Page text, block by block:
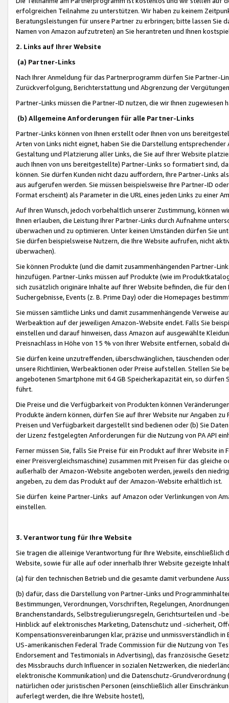
erfolgreichen Teilnahme zu unterstützen. Wir haben zu keinem
Beratungsleistungen für unsere Partner zu erbringen; bitte lassen Sie
Namen von Amazon aufzutreten) an Sie herantreten und Ihnen
2. Links auf Ihrer Website
(a) Partner-Links
Nach Ihrer Anmeldung für das Partnerprogramm dürfen Sie Partner-
Zurückverfolgung, Berichterstattung und Abgrenzung der
Partner-Links müssen die Partner-ID nutzen, die wir Ihnen zugewiesen
(b) Allgemeine Anforderungen für alle Partner-Links
Partner-Links können von Ihnen erstellt oder Ihnen von uns
Arten von Links nicht eignet, haben Sie die Darstellung
Gestaltung und Platzierung aller Links, die Sie auf Ihrer Website
auch Ihnen von uns bereitgestellte) Partner-Links so formatiert sind,
können. Sie dürfen Kunden nicht dazu auffordern, Ihre Partner-Links
aus aufgerufen werden. Sie müssen beispielsweise Ihre Partner-ID
Format erscheint) als Parameter in die URL eines jeden Links zu einer
Auf Ihren Wunsch, jedoch vorbehaltlich unserer Zustimmung, können
Ihnen erlauben, die Leistung Ihrer Partner-Links durch Aufnahme
überwachen und zu optimieren. Unter keinen Umständen dürfen Sie
Sie dürfen beispielsweise Nutzern, die Ihre Website aufrufen, nicht
überwachen).
Sie können Produkte (und die damit zusammenhängenden Partner-
hinzufügen. Partner-Links müssen auf Produkte (wie im
sich zusätzlich originäre Inhalte auf Ihrer Website befinden, die für
Suchergebnisse, Events (z. B. Prime Day) oder die Homepages
Sie müssen sämtliche Links und damit zusammenhängende
Werbeaktion auf der jeweiligen Amazon-Website endet. Falls Sie
einstellen und darauf hinweisen, dass Amazon auf ausgewählte
Preisnachlass in Höhe von 15 % von Ihrer Website entfernen, sobald
Sie dürfen keine unzutreffenden, überschwänglichen, täuschenden
unsere Richtlinien, Werbeaktionen oder Preise aufstellen. Stellen Sie
angebotenen Smartphone mit 64 GB Speicherkapazität ein, so dürfen
führt.
Die Preise und die Verfügbarkeit von Produkten können
Produkte ändern können, dürfen Sie auf Ihrer Website nur Angaben
Preisen und Verfügbarkeit dargestellt sind bedienen oder (b) Sie
der Lizenz festgelegten Anforderungen für die Nutzung von PA API
Ferner müssen Sie, falls Sie Preise für ein Produkt auf Ihrer Website
einer Preisvergleichsmaschine) zusammen mit Preisen für das
außerhalb der Amazon-Website angeboten werden, jeweils den
angeben, zu dem das Produkt auf der Amazon-Website erhältlich ist.
Sie dürfen keine Partner-Links auf Amazon oder Verlinkungen von
einstellen.
3. Verantwortung für Ihre Website
Sie tragen die alleinige Verantwortung für Ihre Website,
Website, sowie für alle auf oder innerhalb Ihrer Website gezeigte
(a) für den technischen Betrieb und die gesamte damit verbundene
(b) dafür, dass die Darstellung von Partner-Links und
Bestimmungen, Verordnungen, Vorschriften, Regelungen,
Branchenstandards, Selbstregulierungsregeln, Gerichtsurteilen und -
Hinblick auf elektronisches Marketing, Datenschutz und -sicherheit,
Kompensationsvereinbarungen klar, präzise und unmissverständlich
US-amerikanischen Federal Trade Commission für die Nutzung von
Endorsement and Testimonials in Advertising), das französische
des Missbrauchs durch Influencer in sozialen Netzwerken, die
elektronische Kommunikation) und die Datenschutz-
natürlichen oder juristischen Personen (einschließlich aller
auferlegt werden, die Ihre Website hostet),